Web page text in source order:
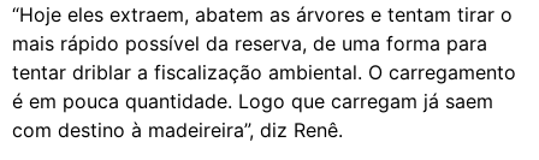
“Hoje eles extraem, abatem as árvores e tentam tirar o
mais rápido possível da reserva, de uma forma para
tentar driblar a fiscalização ambiental. O carregamento
é em pouca quantidade. Logo que carregam já saem
com destino à madeireira”, diz Renê.